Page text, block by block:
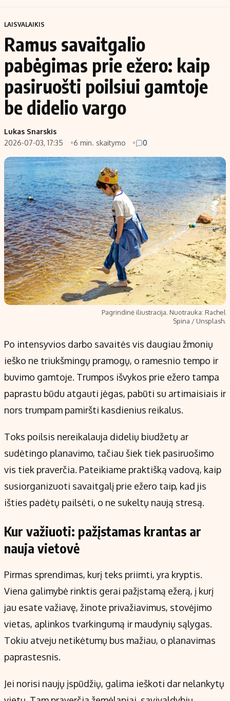
LAISVALAIKIS
Ramus savaitgalio
pabėgimas prie ežero: kaip
pasiruošti poilsiui gamtoje
be didelio vargo
Lukas Snarskis
2026-07-03, 17:35
6 min. skaitymo 0
Pagrindinė iliustracija. Nuotrauka: Rachel
Spina / Unsplash.
Po intensyvios darbo savaitės vis daugiau žmonių
ieško ne triukšmingų pramogų, o ramesnio tempo ir
buvimo gamtoje. Trumpos išvykos prie ežero tampa
paprastu būdu atgauti jėgas, pabūti su artimaisiais ir
nors trumpam pamiršti kasdienius reikalus.
Toks poilsis nereikalauja didelių biudžetų ar
sudėtingo planavimo, tačiau šiek tiek pasiruošimo
vis tiek praverčia. Pateikiame praktišką vadovą, kaip
susiorganizuoti savaitgalį prie ežero taip, kad jis
išties padėtų pailsėti, o ne sukeltų naują stresą.
Kur važiuoti: pažįstamas krantas ar
nauja vietovė
Pirmas sprendimas, kurį teks priimti, yra kryptis.
Viena galimybė rinktis gerai pažįstamą ežerą, į kurį
jau esate važiavę, žinote privažiavimus, stovėjimo
vietas, aplinkos tvarkingumą ir maudynių sąlygas.
Tokiu atveju netikėtumų bus mažiau, o planavimas
paprastesnis.
Jei norisi naujų įspūdžių, galima ieškoti dar nelankytų